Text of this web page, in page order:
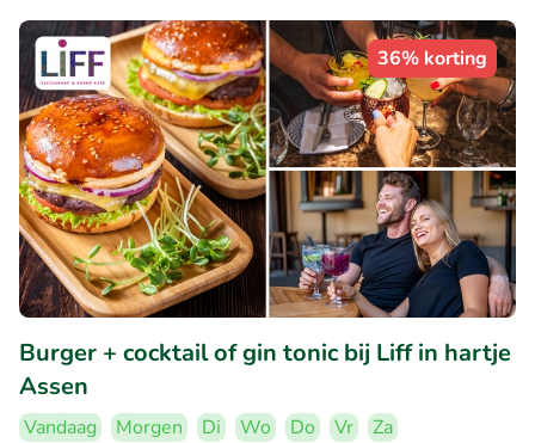
36% korting
Burger + cocktail of gin tonic bij Liff in hartje
Assen
Vandaag Morgen Di Wo Do Vr
Za